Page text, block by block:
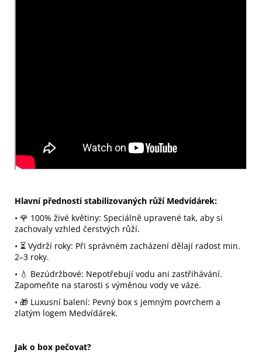
Hlavní přednosti stabilizovaných růží Medvídárek:
• 🌹 100% živé květiny: Speciálně upravené tak, aby si
zachovaly vzhled čerstvých růží.
• ⏳ Vydrží roky: Při správném zacházení dělají radost min.
2–3 roky.
• 💧 Bezúdržbové: Nepotřebují vodu ani zastřihávání.
Zapomeňte na starosti s výměnou vody ve váze.
• 🎁 Luxusní balení: Pevný box s jemným povrchem a
zlatým logem Medvídárek.
Jak o box pečovat?